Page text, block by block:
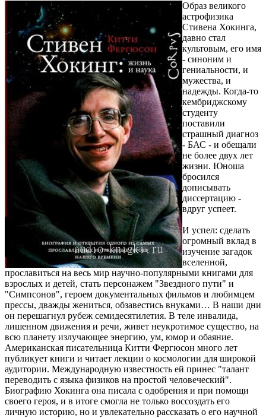
Образ великого
астрофизика
Стивена Хокинга,
давно стал
культовым, его имя
- синоним и
гениальности, и
мужества, и
надежды. Когда-то
кембриджскому
студенту
поставили
страшный диагноз
- БАС - и обещали
не более двух лет
жизни. Юноша
бросился
дописывать
диссертацию -
вдруг успеет.
И успел: сделать
огромный вклад в
изучение загадок
вселенной,
прославиться на весь мир научно-популярными книгами для
взрослых и детей, стать персонажем "Звездного пути" и
"Симпсонов", героем документальных фильмов и любимцем
прессы, дважды жениться, обзавестись внуками… В наши дни
он перешагнул рубеж семидесятилетия. В теле инвалида,
лишенном движения и речи, живет неукротимое существо, на
всю планету излучающее энергию, ум, юмор и обаяние.
Американская писательница Китти Фергюсон много лет
публикует книги и читает лекции о космологии для широкой
аудитории. Международную известность ей принес "талант
переводить с языка физиков на простой человеческий".
Биографию Хокинга она писала с одобрения и при помощи
своего героя, и в итоге смогла не только воссоздать его
личную историю, но и увлекательно рассказать о его научной